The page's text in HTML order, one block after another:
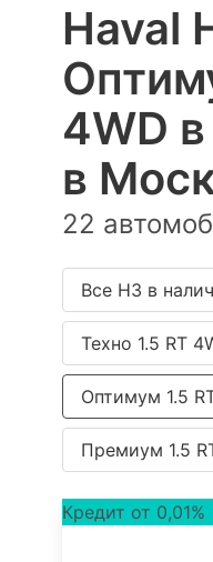
Haval
4WD
в
22
Все H3 в
Техно 1.5 RT
Оптимум 1.5
Премиум 1.5
Кредит от 0,01%